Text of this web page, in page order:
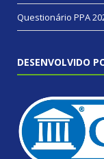
Questionário PPA
DESENVOLVIDO